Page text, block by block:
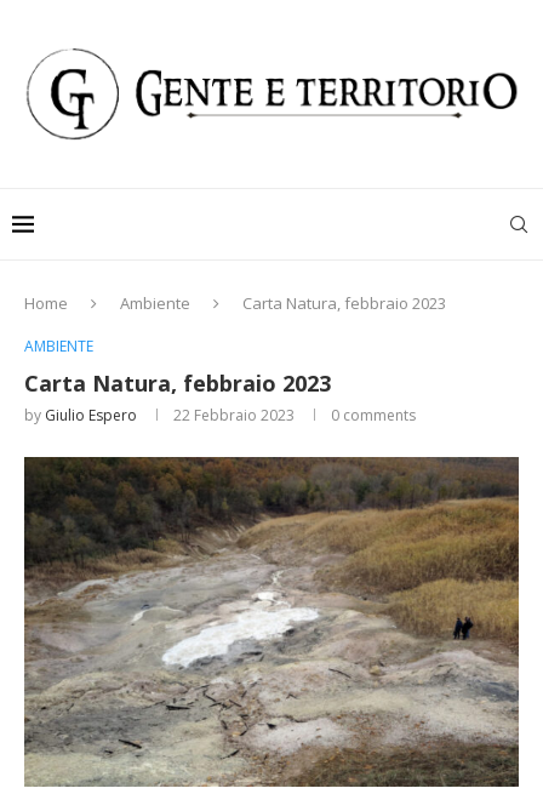
Home Ambiente Carta Natura, febbraio 2023
AMBIENTE
Carta Natura, febbraio 2023
by Giulio Espero 22 Febbraio 2023 0 comments